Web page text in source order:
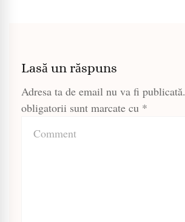
Lasă un răspuns
Adresa ta de email nu va fi publicată.
obligatorii sunt marcate cu *